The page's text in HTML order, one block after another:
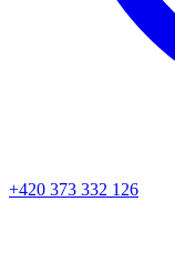
+420 373 332 126